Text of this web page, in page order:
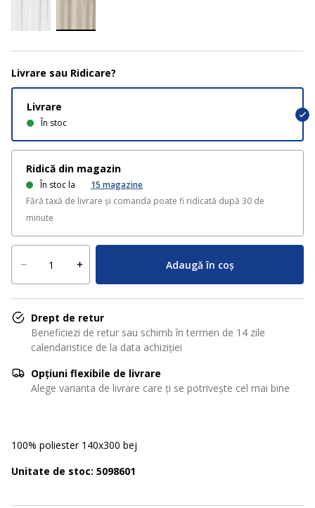
Livrare sau Ridicare?
Livrare
În stoc
Ridică din magazin
În stoc la 15 magazine
Fără taxă de livrare și comanda poate fi ridicată după 30 de
minute
Adaugă în coș
Drept de retur
Beneficiezi de retur sau schimb în termen de 14 zile
calendaristice de la data achiziției
Opțiuni flexibile de livrare
Alege varianta de livrare care ți se potrivește cel mai bine
100% poliester 140x300 bej
Unitate de stoc: 5098601